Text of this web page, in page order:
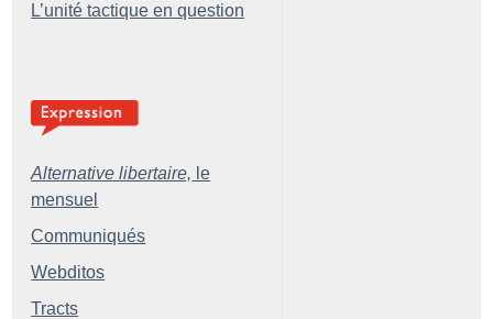
L’unité tactique en question
Alternative libertaire, le
mensuel
Communiqués
Webditos
Tracts